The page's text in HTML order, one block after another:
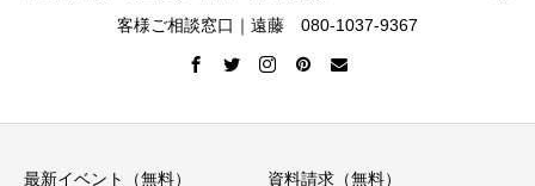
客様ご相談窓口｜遠藤 080-1037-9367
最新イベント（無料） 資料請求（無料）